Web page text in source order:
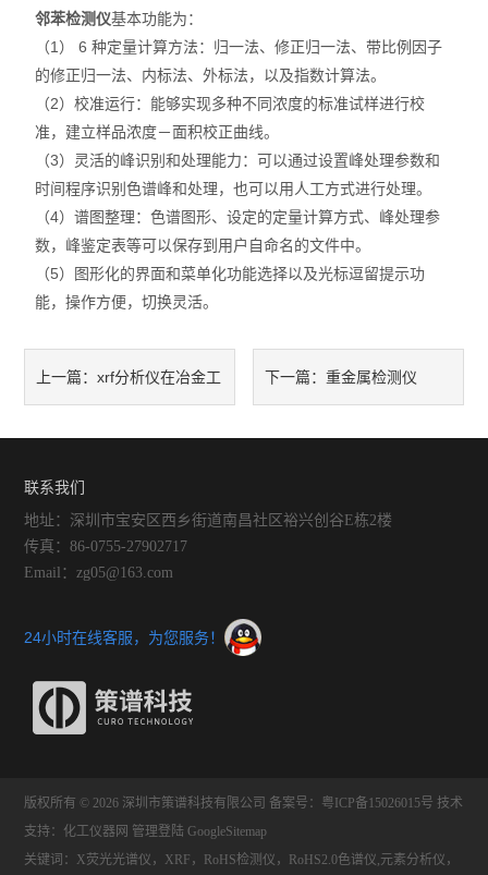
邻苯检测仪基本功能为：
（1） 6 种定量计算方法：归一法、修正归一法、带比例因子
的修正归一法、内标法、外标法，以及指数计算法。
（2）校准运行：能够实现多种不同浓度的标准试样进行校
准，建立样品浓度－面积校正曲线。
（3）灵活的峰识别和处理能力：可以通过设置峰处理参数和
时间程序识别色谱峰和处理，也可以用人工方式进行处理。
（4）谱图整理：色谱图形、设定的定量计算方式、峰处理参
数，峰鉴定表等可以保存到用户自命名的文件中。
（5）图形化的界面和菜单化功能选择以及光标逗留提示功
能，操作方便，切换灵活。
上一篇：xrf分析仪在冶金工 下一篇： 重金属检测仪
联系我们
地址：深圳市宝安区西乡街道南昌社区裕兴创谷E栋2楼
传真：86-0755-27902717
Email：zg05@163.com
24小时在线客服，为您服务！
版权所有 © 2026 深圳市策谱科技有限公司 备案号：粤ICP备15026015号 技术
支持： 化工仪器网 管理登陆 GoogleSitemap
关键词：X荧光光谱仪，XRF，RoHS检测仪，RoHS2.0色谱仪,元素分析仪，